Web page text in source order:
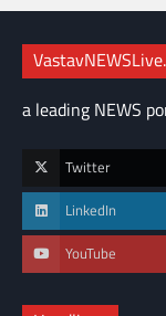
a leading NEWS
Twitter
LinkedIn
YouTube